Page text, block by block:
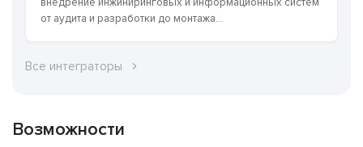
внедрение инжиниринговых и информационных систем
от аудита и разработки до монтажа...
Все интеграторы
Возможности